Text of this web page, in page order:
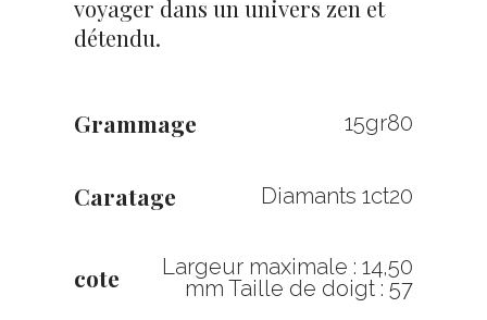
voyager dans un univers zen et
détendu.
Grammage 15gr80
Caratage Diamants 1ct20
cote
Largeur maximale : 14,50
mm Taille de doigt : 57